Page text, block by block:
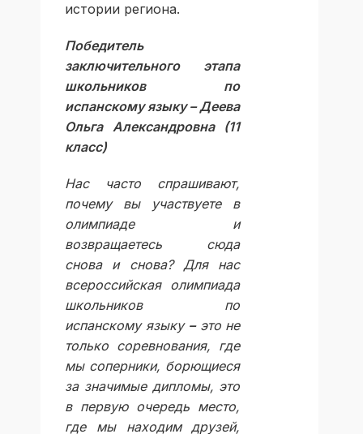
истории региона.
Победитель
заключительного этапа
школьников по
испанскому языку – Деева
Ольга Александровна (11
класс)
Нас часто спрашивают,
почему вы участвуете в
олимпиаде и
возвращаетесь сюда
снова и снова? Для нас
всероссийская олимпиада
школьников по
испанскому языку –это не
только соревнования, где
мы соперники, борющиеся
за значимые дипломы, это
в первую очередь место,
где мы находим друзей,